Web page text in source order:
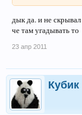
дык да. и не скрывал
че там угадывать то
23 апр 2011
Кубик